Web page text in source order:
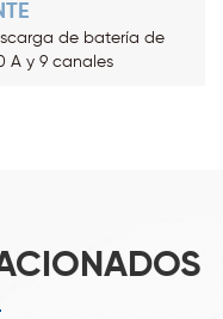
de batería de
A y 9 canales